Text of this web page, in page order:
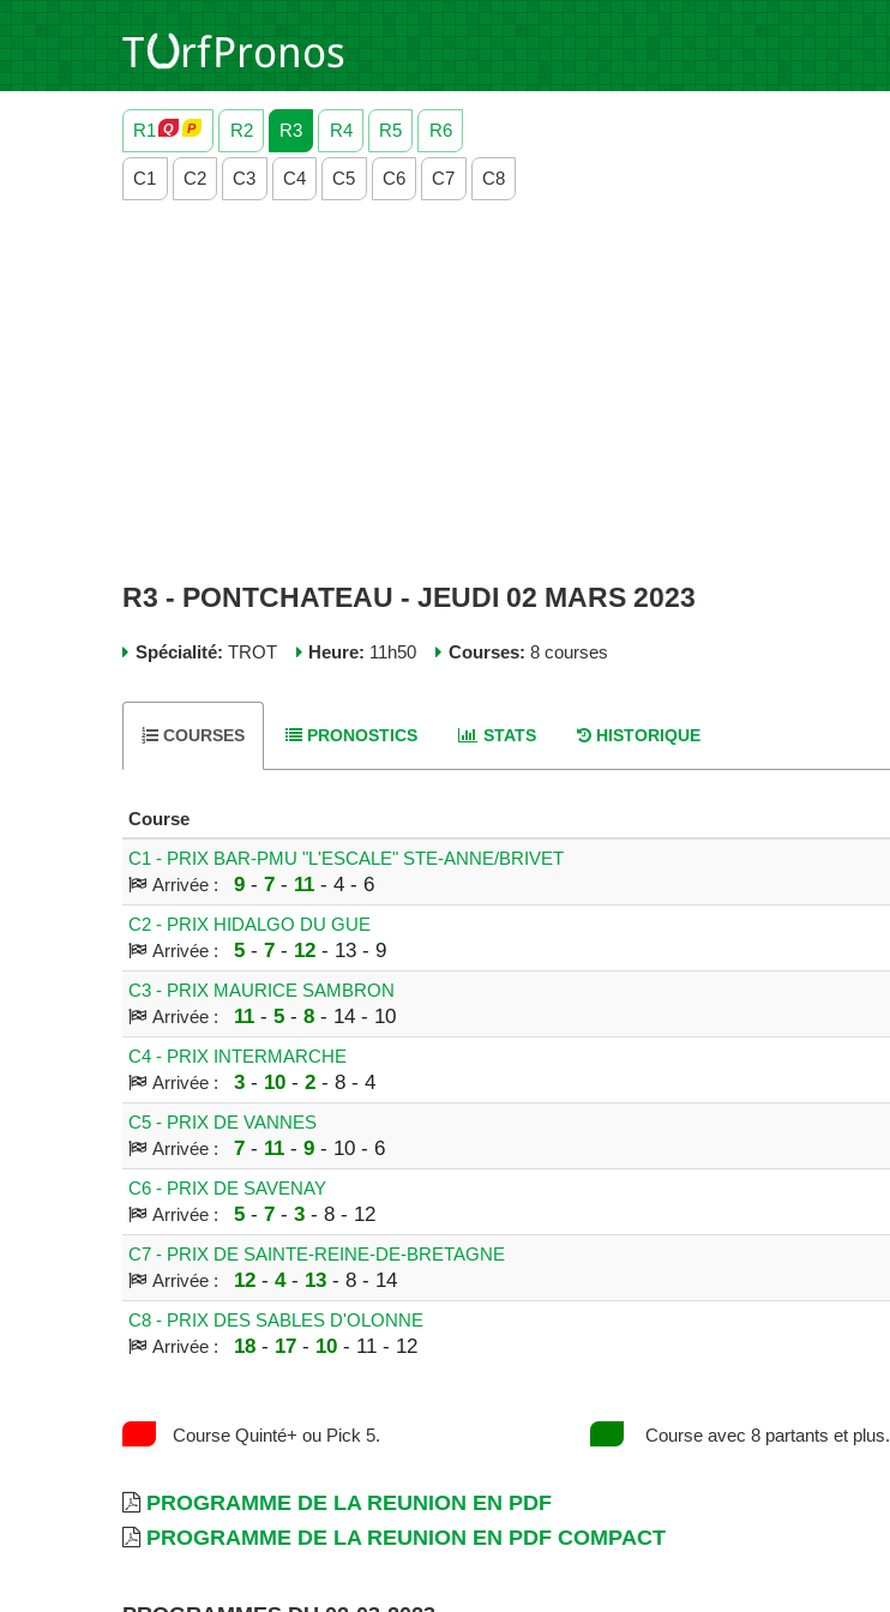
R1 R2 R3 R4 R5 R6
C1 C2 C3 C4 C5 C6 C7 C8
R3 - PONTCHATEAU - JEUDI 02 MARS 2023
Spécialité: TROT Heure: 11h50 Courses: 8 courses
COURSES PRONOSTICS STATS HISTORIQUE
Course
C1 - PRIX BAR-PMU "L'ESCALE" STE-ANNE/BRIVET
Arrivée :
9- 7- 11- 4 - 6
C2 - PRIX HIDALGO DU GUE
Arrivée :
5- 7- 12- 13 - 9
C3 - PRIX MAURICE SAMBRON
Arrivée :
11- 5- 8- 14 - 10
C4 - PRIX INTERMARCHE
Arrivée :
3- 10- 2- 8 - 4
C5 - PRIX DE VANNES
Arrivée :
7- 11- 9- 10 - 6
C6 - PRIX DE SAVENAY
Arrivée :
5- 7- 3- 8 - 12
C7 - PRIX DE SAINTE-REINE-DE-BRETAGNE
Arrivée :
12- 4- 13- 8 - 14
C8 - PRIX DES SABLES D'OLONNE
Arrivée :
18- 17- 10- 11 - 12
Course Quinté+ ou Pick 5. Course avec 8 partants et plus.
PROGRAMME DE LA REUNION EN PDF
PROGRAMME DE LA REUNION EN PDF COMPACT